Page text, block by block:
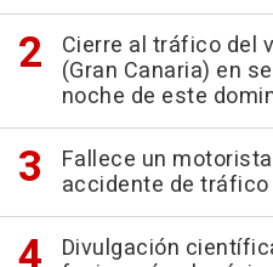
Cierre al tráfico del
(Gran Canaria) en
noche de este
Fallece un
accidente de
Divulgación